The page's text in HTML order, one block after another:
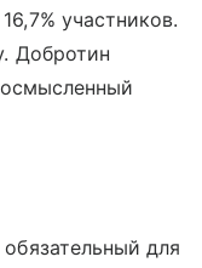
участников.
Добротин
осмысленный
для